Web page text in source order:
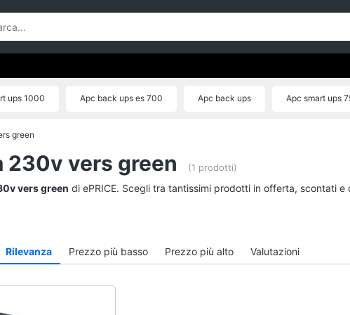
ups 1000 Apc back ups es 700 Apc back ups Apc smart ups
green
230v vers green (1 prodotti)
vers green di ePRICE. Scegli tra tantissimi prodotti in offerta, scontati
Rilevanza Prezzo più basso Prezzo più alto Valutazioni